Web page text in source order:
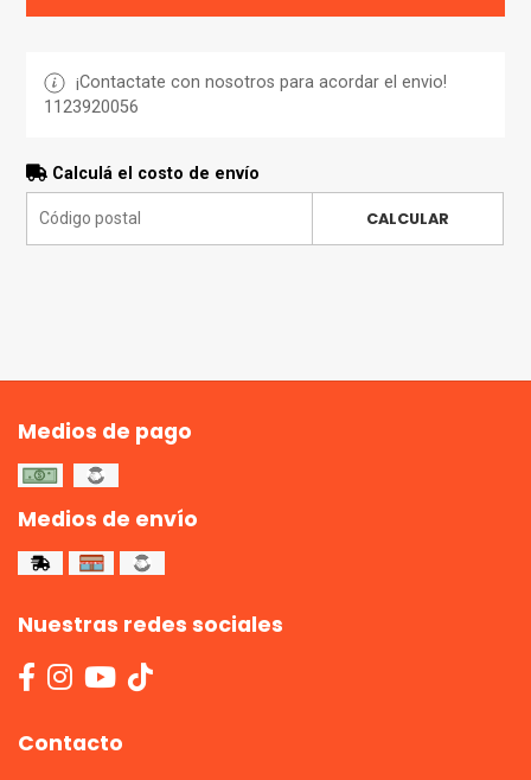
¡Contactate con nosotros para acordar el envio!
1123920056
Calculá el costo de envío
CALCULAR
Medios de pago
Medios de envío
Nuestras redes sociales
Contacto